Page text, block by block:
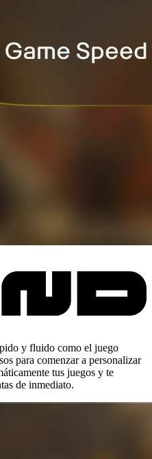
y fluido como el juego
para comenzar a personalizar
tus juegos y te
de inmediato.